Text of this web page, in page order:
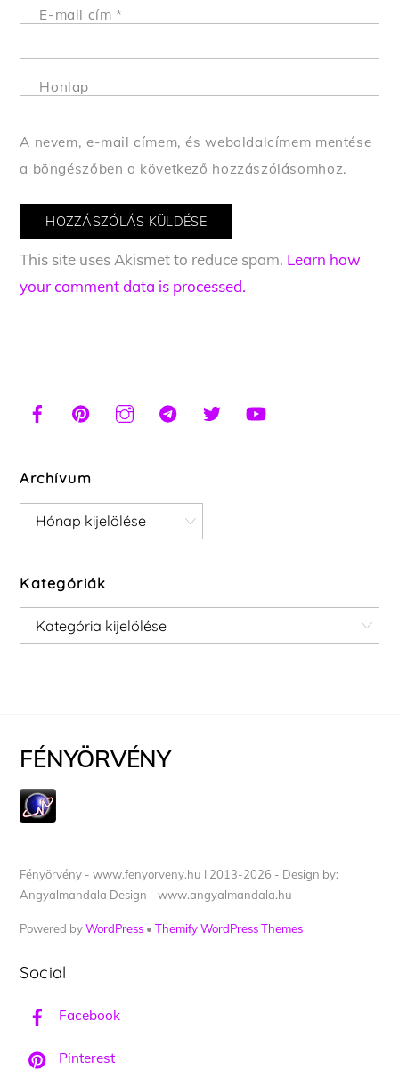
E-mail cím*
Honlap
A nevem, e-mail címem, és weboldalcímem mentése
a böngészőben a következő hozzászólásomhoz.
This site uses Akismet to reduce spam. Learn how
your comment data is processed.
Archívum
Archívum
Kategóriák
Kategóriák
FÉNYÖRVÉNY
Fényörvény - www.fenyorveny.hu I 2013-2026 - Design by:
Angyalmandala Design - www.angyalmandala.hu
Powered byWordPress •Themify WordPress Themes
Social
Facebook
Pinterest